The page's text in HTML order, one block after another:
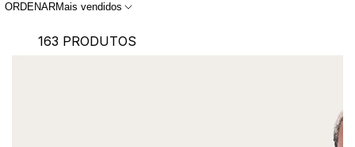
ORDENARMais vendidos
163 PRODUTOS